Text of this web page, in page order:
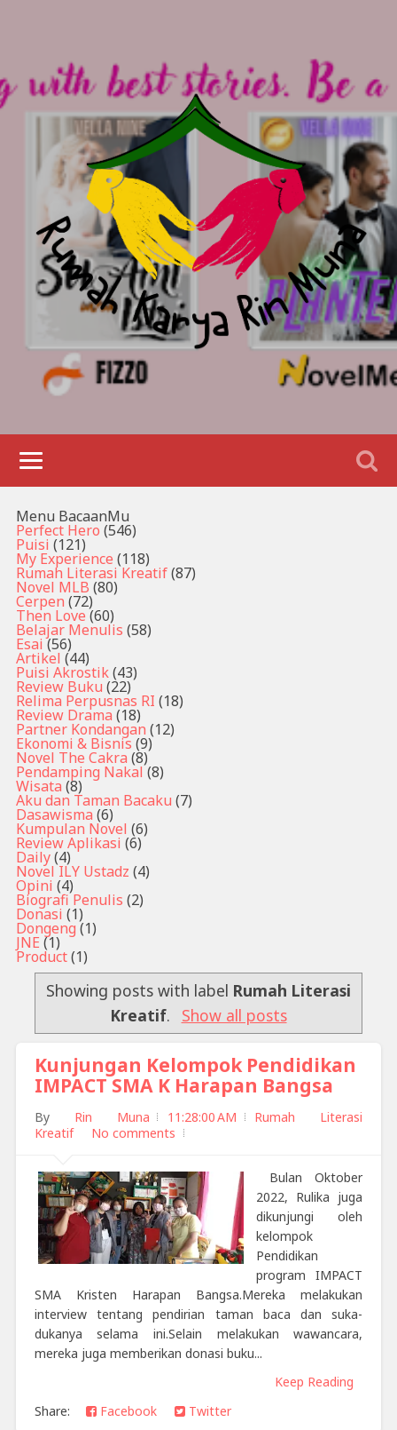
Menu BacaanMu
Perfect Hero (546)
Puisi (121)
My Experience (118)
Rumah Literasi Kreatif(87)
Novel MLB (80)
Cerpen (72)
Then Love (60)
Belajar Menulis (58)
Esai (56)
Artikel (44)
Puisi Akrostik(43)
Review Buku (22)
Relima Perpusnas RI (18)
Review Drama (18)
Partner Kondangan (12)
Ekonomi & Bisnis (9)
Novel The Cakra (8)
Pendamping Nakal (8)
Wisata (8)
Aku dan Taman Bacaku (7)
Dasawisma (6)
Kumpulan Novel (6)
Review Aplikasi (6)
Daily(4)
Novel ILY Ustadz (4)
Opini (4)
Biografi Penulis (2)
Donasi (1)
Dongeng (1)
JNE (1)
Product(1)
Showing posts with label Rumah Literasi
Kreatif. Show all posts
Kunjungan Kelompok Pendidikan
IMPACT SMA K Harapan Bangsa
By Rin Muna 11:28:00 AM
Rumah Literasi
Kreatif
No comments
Bulan Oktober
2022, Rulika juga
dikunjungi oleh
kelompok
Pendidikan
program IMPACT
SMA Kristen Harapan Bangsa.Mereka melakukan
interview tentang pendirian taman baca dan suka-
dukanya selama ini.Selain melakukan wawancara,
mereka juga memberikan donasi buku...
Keep Reading
Share:
Facebook Twitter